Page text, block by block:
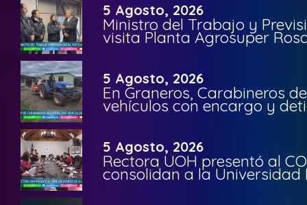
5 Agosto, 2026
Ministro del Trabajo y
visita Planta Agrosuper
5 Agosto, 2026
En Graneros, Carabineros
vehículos con encargo y
5 Agosto, 2026
Rectora UOH presentó al
consolidan a la Universidad